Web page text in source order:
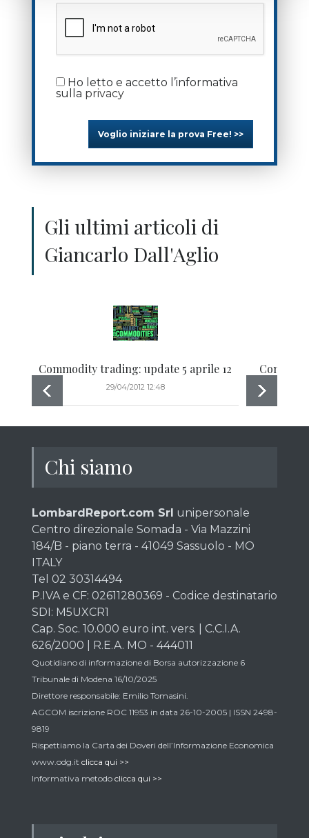
Ho letto e accetto l’informativa
sulla privacy
Voglio iniziare la prova Free! >>
Gli ultimi articoli di
Giancarlo Dall'Aglio
Commodity trading: update 5 aprile 12
29/04/2012 12:48
Chi siamo
LombardReport.com Srl unipersonale
Centro direzionale Somada - Via Mazzini
184/B - piano terra - 41049 Sassuolo - MO
ITALY
Tel 02 30314494
P.IVA e CF: 02611280369 - Codice destinatario
SDI: M5UXCR1
Cap. Soc. 10.000 euro int. vers. | C.C.I.A.
626/2000 | R.E.A. MO - 444011
Quotidiano di informazione di Borsa autorizzazione 6
Tribunale di Modena 16/10/2025
Direttore responsabile: Emilio Tomasini.
AGCOM iscrizione ROC 11953 in data 26-10-2005 | ISSN 2498-
9819
Rispettiamo la Carta dei Doveri dell’Informazione Economica
www.odg.it clicca qui >>
Informativa metodo clicca qui >>